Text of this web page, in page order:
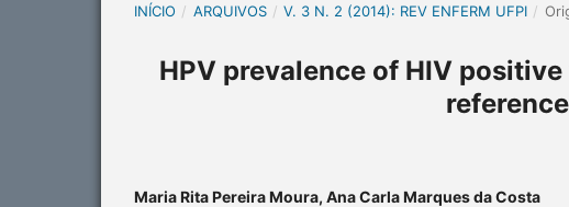
INÍCIO / ARQUIVOS / V. 3 N. 2 (2014): REV ENFERM UFPI /
HPV prevalence of HIV
Maria Rita Pereira Moura, Ana Carla Marques da Costa